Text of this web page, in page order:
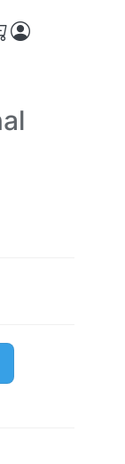
Nhấn phím
hàng
Cartridge